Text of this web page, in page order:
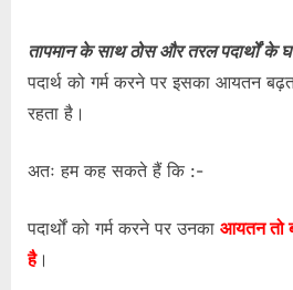
तापमान के साथ ठोस और तरल पदार्थों के
पदार्थ को गर्म करने पर इसका आयतन
रहता है।
अतः हम कह सकते हैं कि :-
पदार्थों को गर्म करने पर उनका आयतन तो
है।